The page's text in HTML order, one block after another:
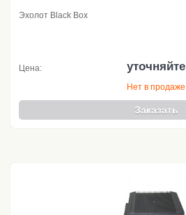
Эхолот Black Box
Цена: уточняйте
Нет в продаже
Заказать